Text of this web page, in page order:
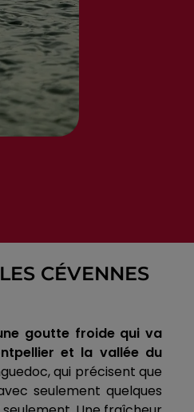
CÉVENNES
goutte froide qui va
et la vallée du
qui précisent que
seulement quelques